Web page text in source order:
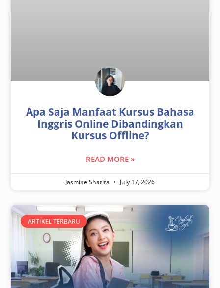
Apa Saja Manfaat Kursus Bahasa
Inggris Online Dibandingkan
Kursus Offline?
READ MORE »
Jasmine Sharita July 17, 2026
ARTIKEL TERBARU